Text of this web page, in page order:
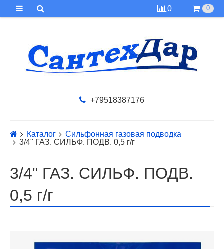
0 0
+79518387176
Каталог
Сильфонная газовая подводка
3/4" ГАЗ. СИЛЬФ. ПОДВ. 0,5 г/г
3/4" ГАЗ. СИЛЬФ. ПОДВ.
0,5 г/г